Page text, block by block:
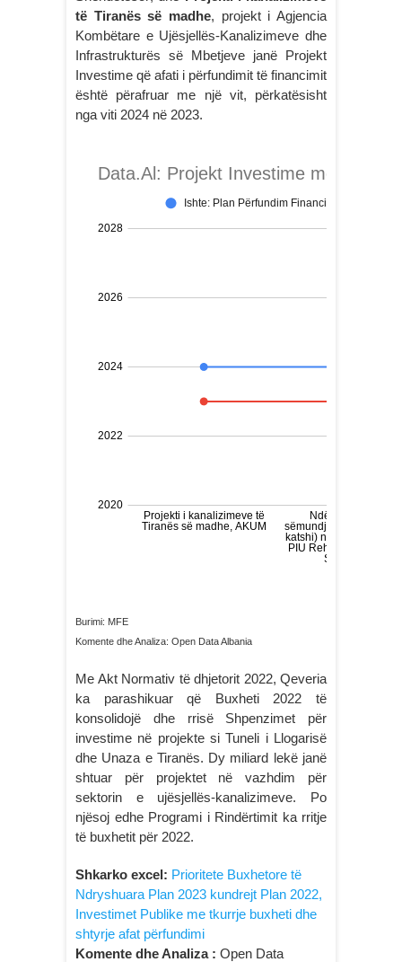
të Tiranës së madhe, projekt i Agjencia
Kombëtare e Ujësjellës-Kanalizimeve dhe
Infrastrukturës së Mbetjeve janë Projekt
Investime që afati i përfundimit të financimit
është përafruar me një vit, përkatësisht
nga viti 2024 në 2023.
Burimi: MFE
Komente dhe Analiza: Open Data Albania
Me Akt Normativ të dhjetorit 2022, Qeveria
ka parashikuar që Buxheti 2022 të
konsolidojë dhe rrisë Shpenzimet për
investime në projekte si Tuneli i Llogarisë
dhe Unaza e Tiranës. Dy miliard lekë janë
shtuar për projektet në vazhdim për
sektorin e ujësjellës-kanalizimeve. Po
njësoj edhe Programi i Rindërtimit ka rritje
të buxhetit për 2022.
Shkarko excel: Prioritete Buxhetore të
Ndryshuara Plan 2023 kundrejt Plan 2022,
Investimet Publike me tkurrje buxheti dhe
shtyrje afat përfundimi
Komente dhe Analiza : Open Data